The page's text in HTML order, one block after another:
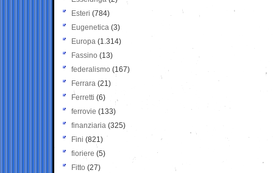
Esteri (784)
Eugenetica (3)
Europa (1.314)
Fassino (13)
federalismo (167)
Ferrara (21)
Ferretti (6)
ferrovie (133)
finanziaria (325)
Fini (821)
fioriere (5)
Fitto (27)